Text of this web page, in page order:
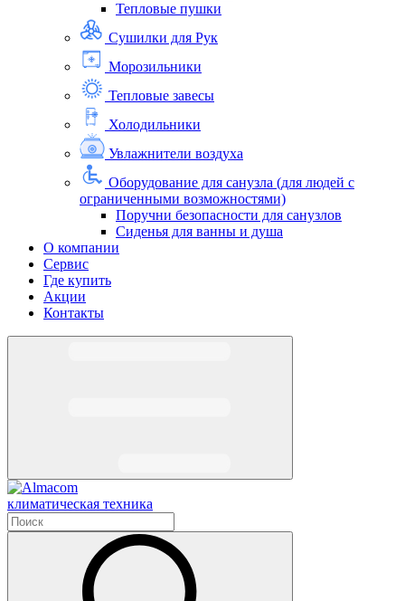
Тепловые пушки
Сушилки для Рук
Морозильники
Тепловые завесы
Холодильники
Увлажнители воздуха
Оборудование для санузла (для людей с
ограниченными возможностями)
Поручни безопасности для санузлов
Сиденья для ванны и душа
О компании
Сервис
Где купить
Акции
Контакты
климатическая техника